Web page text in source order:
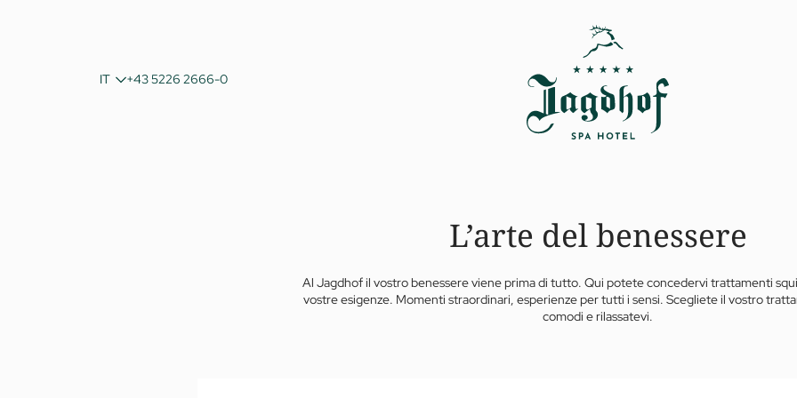
IT
DE
EN
+43 5226 2666-0
L’arte del benessere
Al Jagdhof il vostro benessere viene prima di tutto. Qui potete concedervi trattamenti
vostre esigenze. Momenti straordinari, esperienze per tutti i sensi. Scegliete il vostro
comodi e rilassatevi.